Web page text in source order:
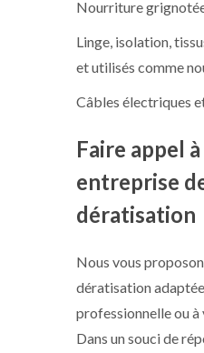
Nourriture
Linge, isolation,
et utilisés comme
Câbles électriques
Faire appel
entreprise
dératisation
Nous vous
dératisation
professionnelle ou à
Dans un souci de